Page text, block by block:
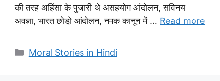
की तरह अहिंसा के पुजारी थे असहयोग आंदोलन, सविनय
अवज्ञा, भारत छोडो़ आंदोलन, नमक कानून में … Read more
Categories
Moral Stories in Hindi